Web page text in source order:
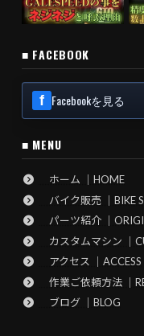
■ FACEBOOK
Facebookを見る
■ MENU
ホーム ｜HOME
バイク販売 ｜BIKE
パーツ紹介 ｜
カスタムマシン ｜
アクセス ｜ACCESS
作業ご依頼方法 ｜
ブログ ｜BLOG